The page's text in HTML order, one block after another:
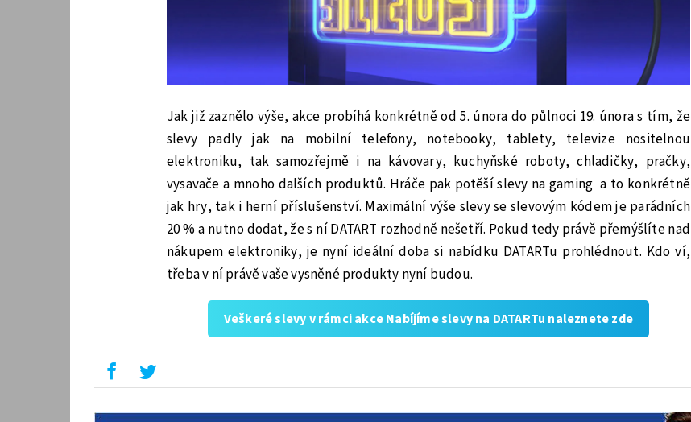
Jak již zaznělo výše, akce probíhá konkrétně od 5. února do půlnoci 19. února s tím, že
slevy padly jak na mobilní telefony, notebooky, tablety, televize nositelnou
elektroniku, tak samozřejmě i na kávovary, kuchyňské roboty, chladičky, pračky,
vysavače a mnoho dalších produktů. Hráče pak potěší slevy na gaming a to konkrétně
jak hry, tak i herní příslušenství. Maximální výše slevy se slevovým kódem je parádních
20 % a nutno dodat, že s ní DATART rozhodně nešetří. Pokud tedy právě přemýšlíte nad
nákupem elektroniky, je nyní ideální doba si nabídku DATARTu prohlédnout. Kdo ví,
třeba v ní právě vaše vysněné produkty nyní budou.
Veškeré slevy v rámci akce Nabíjíme slevy na DATARTu naleznete zde